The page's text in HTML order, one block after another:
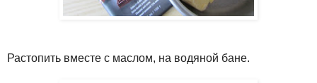
Растопить вместе с маслом, на водяной бане.